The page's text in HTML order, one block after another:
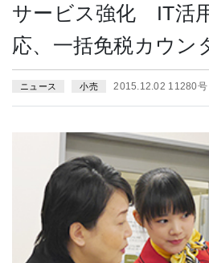
サービス強化 IT活
応、一括免税カウン
ニュース 小売 2015.12.02 11280号